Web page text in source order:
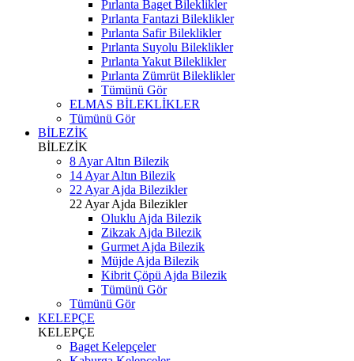
Pırlanta Baget Bileklikler
Pırlanta Fantazi Bileklikler
Pırlanta Safir Bileklikler
Pırlanta Suyolu Bileklikler
Pırlanta Yakut Bileklikler
Pırlanta Zümrüt Bileklikler
Tümünü Gör
ELMAS BİLEKLİKLER
Tümünü Gör
BİLEZİK
BİLEZİK
8 Ayar Altın Bilezik
14 Ayar Altın Bilezik
22 Ayar Ajda Bilezikler
22 Ayar Ajda Bilezikler
Oluklu Ajda Bilezik
Zikzak Ajda Bilezik
Gurmet Ajda Bilezik
Müjde Ajda Bilezik
Kibrit Çöpü Ajda Bilezik
Tümünü Gör
Tümünü Gör
KELEPÇE
KELEPÇE
Baget Kelepçeler